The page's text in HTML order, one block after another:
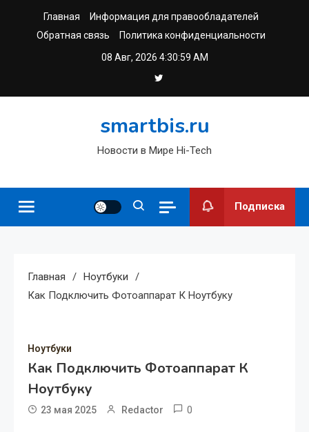
Главная
Информация для правообладателей
Обратная связь
Политика конфиденциальности
08 Авг, 2026 4:30:59 AM
smartbis.ru
Новости в Мире Hi-Tech
Подписка
Главная
Ноутбуки
Как Подключить Фотоаппарат К Ноутбуку
Ноутбуки
Как Подключить Фотоаппарат К
Ноутбуку
23 мая 2025 Redactor 0